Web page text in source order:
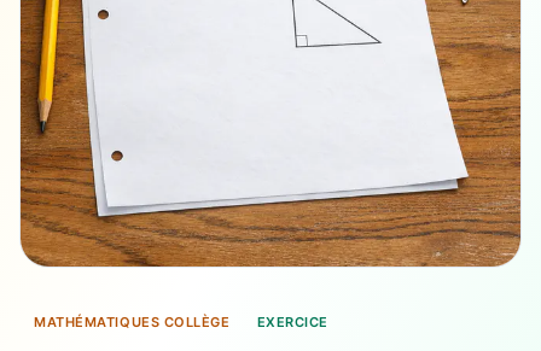
MATHÉMATIQUES COLLÈGE EXERCICE